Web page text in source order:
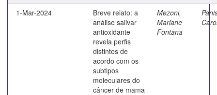
1-Mar-2024
Breve relato: a
análise salivar
antioxidante
revela perfis
distintos de
acordo com os
subtipos
moleculares do
câncer de mama
Mezoni,
Mariane
Fontana